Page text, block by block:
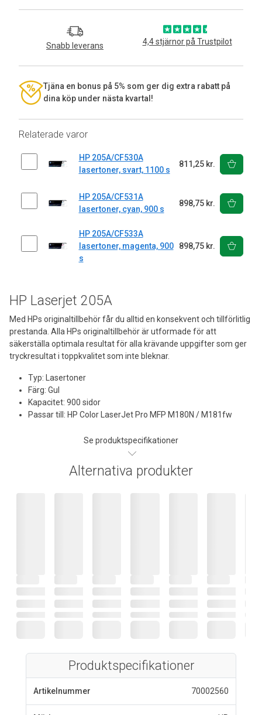
HP Laserjet 205A
Med HPs originaltillbehör får du alltid en konsekvent och tillförlitlig
prestanda. Alla HPs originaltillbehör är utformade för att
säkerställa optimala resultat för alla krävande uppgifter som ger
tryckresultat i toppkvalitet som inte bleknar.
Typ: Lasertoner
Färg: Gul
Kapacitet: 900 sidor
Passar till: HP Color LaserJet Pro MFP M180N / M181fw
Se produktspecifikationer
Snabb leverans 4,4 stjärnor på Trustpilot
Tjäna en bonus på 5% som ger dig extra rabatt på
dina köp under nästa kvartal!
Relaterade varor
HP 205A/CF530A
lasertoner, svart, 1100 s
811,25 kr.
HP 205A/CF531A
lasertoner, cyan, 900 s
898,75 kr.
HP 205A/CF533A
lasertoner, magenta, 900
s
898,75 kr.
Alternativa produkter
Produktspecifikationer
Artikelnummer 70002560